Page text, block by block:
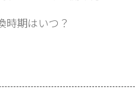
期はいつ？